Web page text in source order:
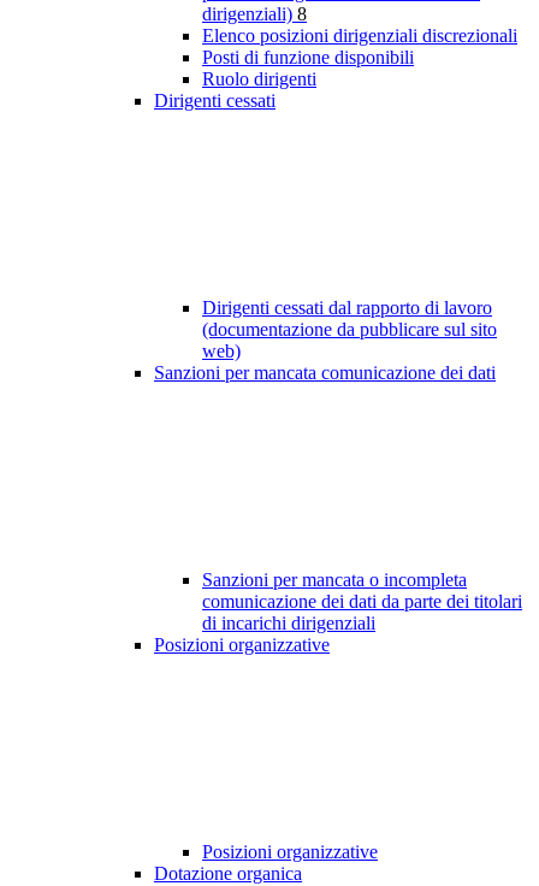
dirigenziali) 8
Elenco posizioni dirigenziali discrezionali
Posti di funzione disponibili
Ruolo dirigenti
Dirigenti cessati
Dirigenti cessati dal rapporto di lavoro
(documentazione da pubblicare sul sito
web)
Sanzioni per mancata comunicazione dei dati
Sanzioni per mancata o incompleta
comunicazione dei dati da parte dei titolari
di incarichi dirigenziali
Posizioni organizzative
Posizioni organizzative
Dotazione organica